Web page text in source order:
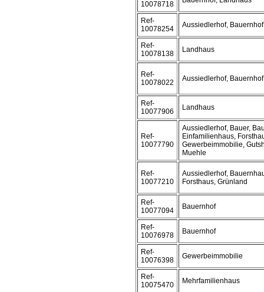
10078718
Ref-
10078254
Aussiedlerhof,
Ref-
10078138
Landhaus
Ref-
10078022
Aussiedlerhof,
Ref-
10077906
Landhaus
Ref-
10077790
Aussiedlerhof, Bauer,
Einfamilienhaus,
Gewerbeimmobilie,
Muehle
Ref-
10077210
Aussiedlerhof,
Forsthaus, Grünland
Ref-
10077094
Bauernhof
Ref-
10076978
Bauernhof
Ref-
10076398
Gewerbeimmobilie
Ref-
10075470
Mehrfamilienhaus